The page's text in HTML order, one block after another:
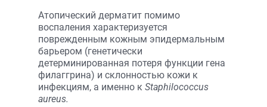
Атопический дерматит помимо
воспаления характеризуется
поврежденным кожным эпидермальным
барьером (генетически
детерминированная потеря функции гена
филаггрина) и склонностью кожи к
инфекциям, а именно к Staphilococcus
aureus.